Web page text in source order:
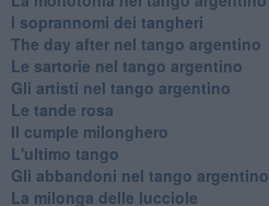
I soprannomi dei tangheri
The day after nel tango argentino
Le sartorie nel tango argentino
Gli artisti nel tango argentino
Le tande rosa
Il cumple milonghero
L'ultimo tango
Gli abbandoni nel tango argentino
La milonga delle lucciole